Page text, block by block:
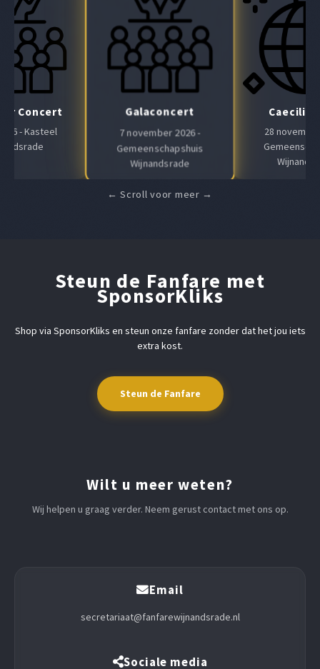
Concert
- Kasteel
Galaconcert
7 november 2026 -
Gemeenschapshuis
Wijnandsrade
28
Steun de Fanfare met
SponsorKliks
Shop via SponsorKliks en steun onze fanfare zonder dat het jou iets
extra kost.
Steun de Fanfare
Wilt u meer weten?
Wij helpen u graag verder. Neem gerust contact met ons op.
Email
secretariaat@fanfarewijnandsrade.nl
Sociale media